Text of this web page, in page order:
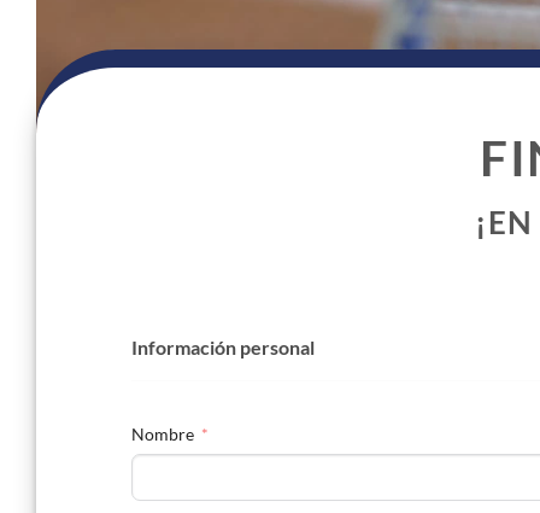
Información personal
Nombre